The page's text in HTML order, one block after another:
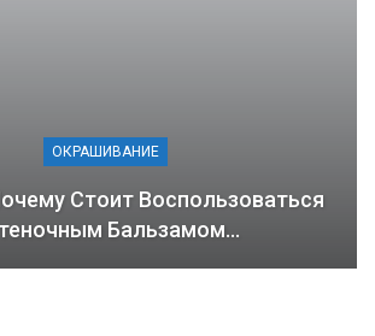
ОКРАШИВАНИЕ
Стоит Воспользоваться
Бальзамом…